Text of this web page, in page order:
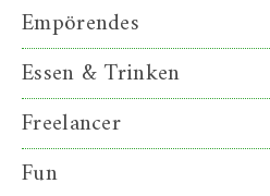
Empörendes
Essen & Trinken
Freelancer
Fun